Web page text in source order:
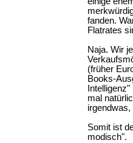
fanden.
Flatrates
Naja. Wir
(früher
Books-
mal
Somit ist
modisch".